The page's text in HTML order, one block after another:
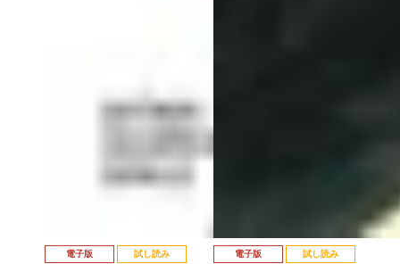
電子版 試し読み 電子版 試し読み